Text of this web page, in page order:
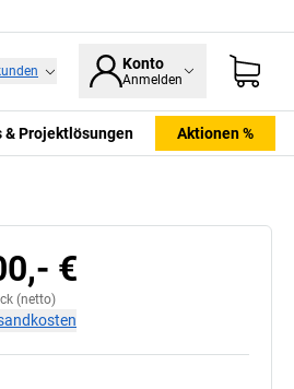
Konto
Anmelden
& Projektlösungen Aktionen %
€
(netto)